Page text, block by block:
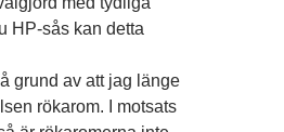
HP-sås kan detta
grund av att jag länge
rökarom. I motsats